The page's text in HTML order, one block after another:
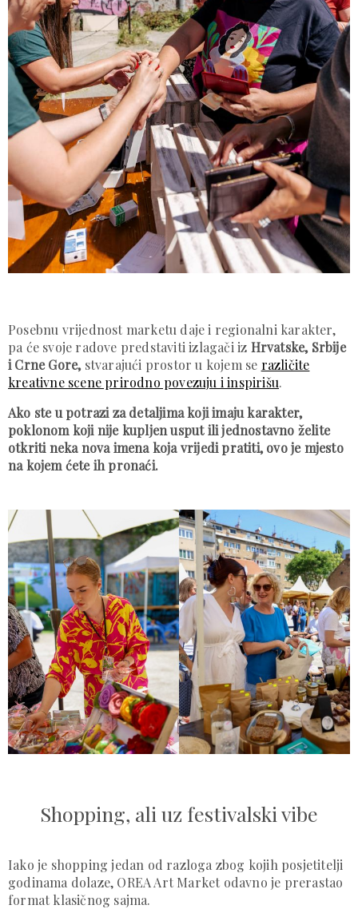
Posebnu vrijednost marketu daje i regionalni karakter,
pa će svoje radove predstaviti izlagači iz Hrvatske, Srbije
i Crne Gore, stvarajući prostor u kojem se različite
kreativne scene prirodno povezuju i inspirišu.
Ako ste u potrazi za detaljima koji imaju karakter,
poklonom koji nije kupljen usput ili jednostavno želite
otkriti neka nova imena koja vrijedi pratiti, ovo je mjesto
na kojem ćete ih pronaći.
Shopping, ali uz festivalski vibe
Iako je shopping jedan od razloga zbog kojih posjetitelji
godinama dolaze, OREA Art Market odavno je prerastao
format klasičnog sajma.